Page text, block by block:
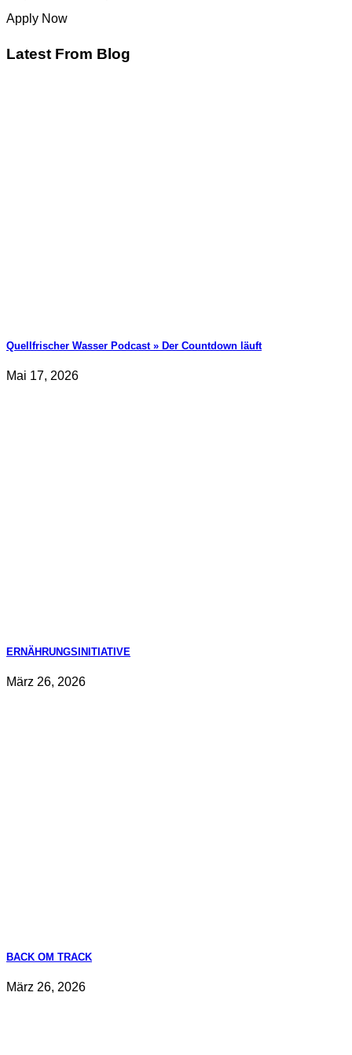
Apply Now
Latest From Blog
Quellfrischer Wasser Podcast » Der Countdown läuft
Mai 17, 2026
ERNÄHRUNGSINITIATIVE
März 26, 2026
BACK OM TRACK
März 26, 2026